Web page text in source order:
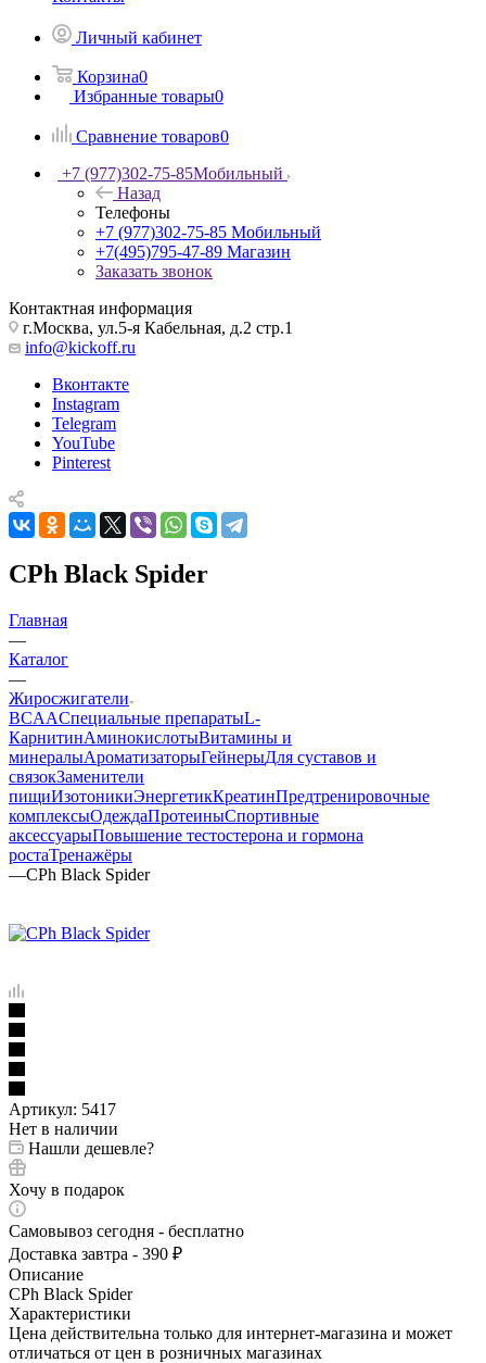
Личный кабинет
Корзина0
Избранные товары0
Сравнение товаров0
+7 (977)302-75-85Мобильный
Назад
Телефоны
+7 (977)302-75-85 Мобильный
+7(495)795-47-89 Магазин
Заказать звонок
Контактная информация
г.Москва, ул.5-я Кабельная, д.2 стр.1
info@kickoff.ru
Вконтакте
Instagram
Telegram
YouTube
Pinterest
CPh Black Spider
Главная
—
Каталог
—
Жиросжигатели
BCAACпециальные препаратыL-
КарнитинАминокислотыВитамины и
минералыАроматизаторыГейнерыДля суставов и
связокЗаменители
пищиИзотоникиЭнергетикКреатинПредтренировочные
комплексыОдеждаПротеиныСпортивные
аксессуарыПовышение тестостерона и гормона
ростаТренажёры
—CPh Black Spider
Артикул: 5417
Нет в наличии
Нашли дешевле?
Хочу в подарок
Самовывоз сегодня - бесплатно
Доставка завтра - 390 ₽
Описание
CPh Black Spider
Характеристики
Цена действительна только для интернет-магазина и может
отличаться от цен в розничных магазинах